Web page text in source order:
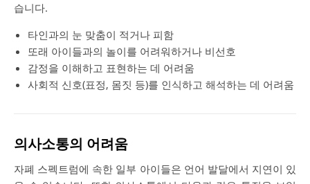
습니다.
타인과의 눈 맞춤이 적거나 피함
또래 아이들과의 놀이를 어려워하거나 비선호
감정을 이해하고 표현하는 데 어려움
사회적 신호(표정, 몸짓 등)를 인식하고 해석하는 데 어려움
의사소통의 어려움
자폐 스펙트럼에 속한 일부 아이들은 언어 발달에서 지연이 있